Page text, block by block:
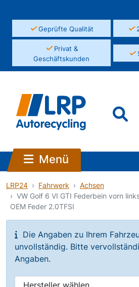
✓Geprüfte Qualität ✓
✓Privat &
Geschäftskunden
✓
Menü
LRP24 Fahrwerk
Achsen
VW Golf 6 VI GTI Federbein vorn
OEM Feder 2.0TFSI
Die Angaben zu Ihrem
unvollständig. Bitte
Angaben.